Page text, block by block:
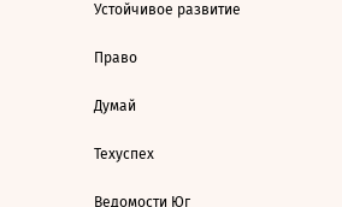
Устойчивое развитие
Право
Думай
Техуспех
Ведомости Юг